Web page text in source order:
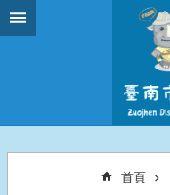
跳到主要內容區塊
首頁